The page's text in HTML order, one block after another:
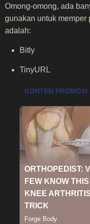
Omong-omong, ada
gunakan untuk memper
adalah:
Bitly
TinyURL